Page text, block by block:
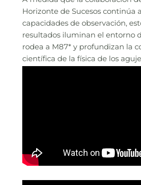
Horizonte de Sucesos continúa
capacidades de observación,
resultados iluminan el entorno
rodea a M87* y profundizan la
científica de la física de los